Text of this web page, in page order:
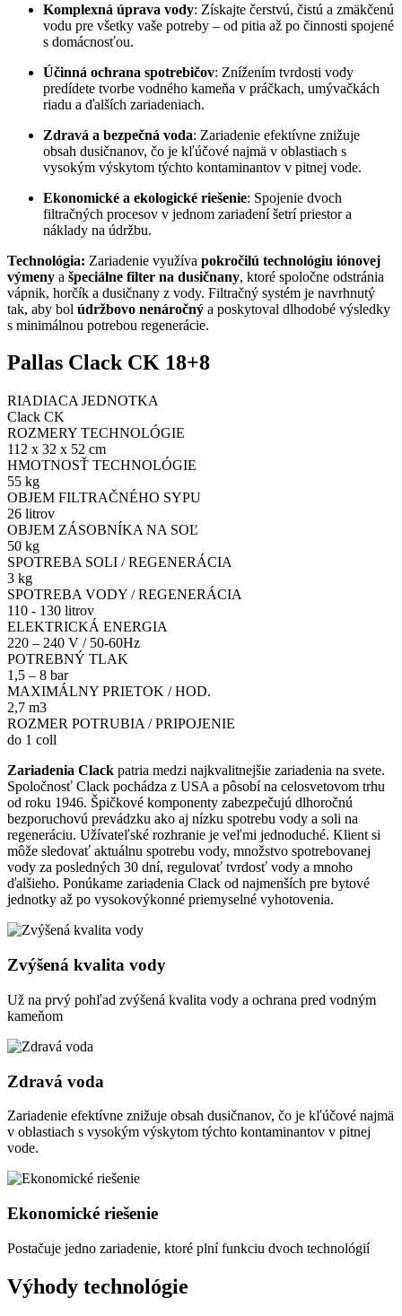
Komplexná úprava vody: Získajte čerstvú, čistú a zmäkčenú
vodu pre všetky vaše potreby – od pitia až po činnosti spojené
s domácnosťou.
Účinná ochrana spotrebičov: Znížením tvrdosti vody
predídete tvorbe vodného kameňa v práčkach, umývačkách
riadu a ďalších zariadeniach.
Zdravá a bezpečná voda: Zariadenie efektívne znižuje
obsah dusičnanov, čo je kľúčové najmä v oblastiach s
vysokým výskytom týchto kontaminantov v pitnej vode.
Ekonomické a ekologické riešenie: Spojenie dvoch
filtračných procesov v jednom zariadení šetrí priestor a
náklady na údržbu.
Technológia: Zariadenie využíva pokročilú technológiu iónovej
výmeny a špeciálne filter na dusičnany, ktoré spoločne odstránia
vápnik, horčík a dusičnany z vody. Filtračný systém je navrhnutý
tak, aby bol údržbovo nenáročný a poskytoval dlhodobé výsledky
s minimálnou potrebou regenerácie.
Pallas Clack CK 18+8
RIADIACA JEDNOTKA
Clack CK
ROZMERY TECHNOLÓGIE
112 x 32 x 52 cm
HMOTNOSŤ TECHNOLÓGIE
55 kg
OBJEM FILTRAČNÉHO SYPU
26 litrov
OBJEM ZÁSOBNÍKA NA SOĽ
50 kg
SPOTREBA SOLI / REGENERÁCIA
3 kg
SPOTREBA VODY / REGENERÁCIA
110 - 130 litrov
ELEKTRICKÁ ENERGIA
220 – 240 V / 50-60Hz
POTREBNÝ TLAK
1,5 – 8 bar
MAXIMÁLNY PRIETOK / HOD.
2,7 m3
ROZMER POTRUBIA / PRIPOJENIE
do 1 coll
Zariadenia Clack patria medzi najkvalitnejšie zariadenia na svete.
Spoločnosť Clack pochádza z USA a pôsobí na celosvetovom trhu
od roku 1946. Špičkové komponenty zabezpečujú dlhoročnú
bezporuchovú prevádzku ako aj nízku spotrebu vody a soli na
regeneráciu. Užívateľské rozhranie je veľmi jednoduché. Klient si
môže sledovať aktuálnu spotrebu vody, množstvo spotrebovanej
vody za posledných 30 dní, regulovať tvrdosť vody a mnoho
ďalšieho. Ponúkame zariadenia Clack od najmenších pre bytové
jednotky až po vysokovýkonné priemyselné vyhotovenia.
Zvýšená kvalita vody
Už na prvý pohľad zvýšená kvalita vody a ochrana pred vodným
kameňom
Zdravá voda
Zariadenie efektívne znižuje obsah dusičnanov, čo je kľúčové najmä
v oblastiach s vysokým výskytom týchto kontaminantov v pitnej
vode.
Ekonomické riešenie
Postačuje jedno zariadenie, ktoré plní funkciu dvoch technológií
Výhody technológie